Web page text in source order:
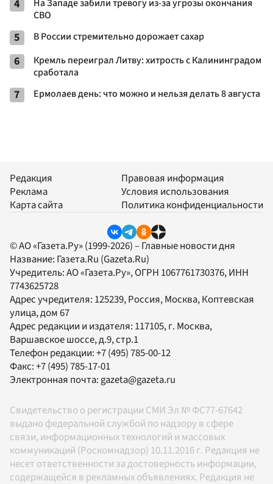
4
На Западе забили тревогу из-за угрозы окончания
СВО
5 В России стремительно дорожает сахар
6
Кремль переиграл Литву: хитрость с Калининградом
сработала
7 Ермолаев день: что можно и нельзя делать 8 августа
Редакция
Реклама
Карта сайта
Правовая информация
Условия использования
Политика конфиденциальности
© АО «Газета.Ру» (1999-2026) – Главные новости дня
Название: Газета.Ru (Gazeta.Ru)
Учредитель:АО «Газета.Ру», ОГРН 1067761730376, ИНН
7743625728
Адрес учредителя: 125239, Россия, Москва, Коптевская
улица, дом 67
Адрес редакции и издателя: 117105, г. Москва,
Варшавское шоссе, д.9, стр.1
Телефон редакции:+7 (495) 785-00-12
Факс:+7 (495) 785-17-01
Электронная почта: gazeta@gazeta.ru
Свидетельство о регистрации СМИ Эл № ФС77-67642
выдано федеральной службой по надзору в сфере
связи, информационных технологий и массовых
коммуникаций (Роскомнадзор) 10.11.2016 г. Редакция не
несет ответственности за достоверность информации,
содержащейся в рекламных объявлениях. Редакция не